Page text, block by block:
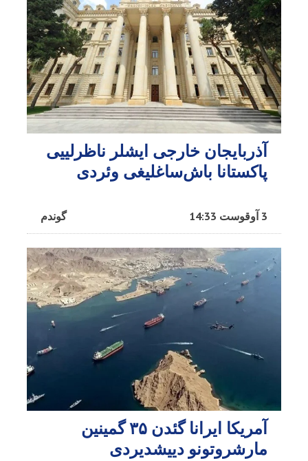
آذربایجان خارجی ایشلر ناظرلییی
پاکستانا باش‌ساغلیغی وئردی
گوندم 3 آوقوست 14:33
آمریکا ایرانا گئدن ۳۵ گمینین
مارشروتونو دییشدیردی